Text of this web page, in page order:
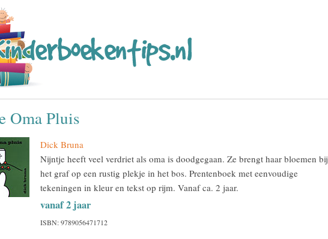
Oma Pluis
Dick Bruna
Nijntje heeft veel verdriet als oma is doodgegaan. Ze brengt haar bloemen bij
het graf op een rustig plekje in het bos. Prentenboek met eenvoudige
tekeningen in kleur en tekst op rijm. Vanaf ca. 2 jaar.
vanaf 2 jaar
ISBN: 9789056471712